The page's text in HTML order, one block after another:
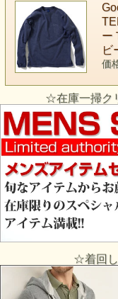
ー
ビ
価
☆在庫一掃ク
☆着回し